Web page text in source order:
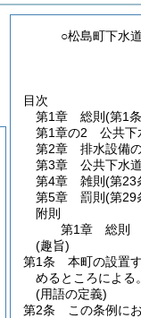
○松島町下水
目次
第1章
総則 (第1
第1章の2
公共下
第2章
排水設備
第3章
公共下水
第4章
雑則 (第23
第5章
罰則 (第29
附則
第1章
総則
(趣旨)
第1条
本町の設置
めるところによる
(用語の定義)
第2条
この条例に